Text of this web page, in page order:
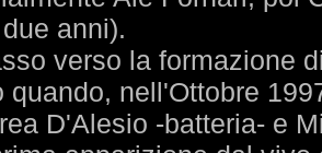
anni).
verso la formazione
quando, nell'Ottobre
D'Alesio -batteria- e